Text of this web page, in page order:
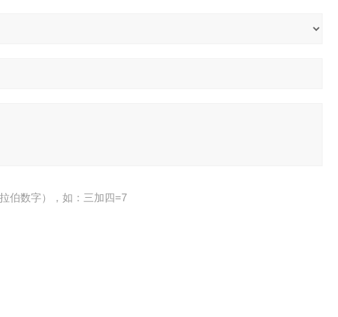
伯数字），如：三加四=7